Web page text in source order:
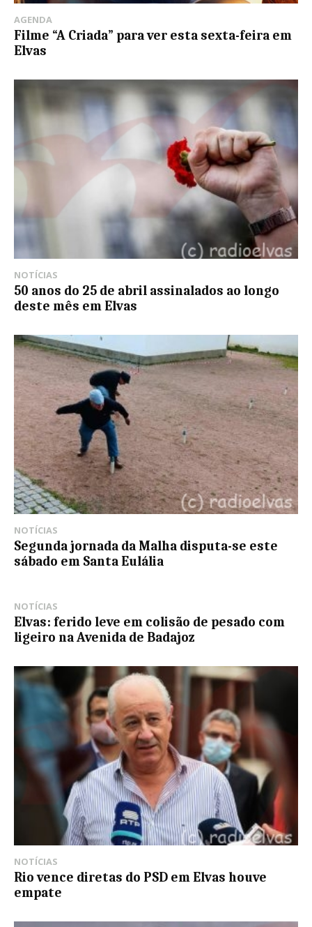
AGENDA
Filme “A Criada” para ver esta sexta-feira em
Elvas
NOTÍCIAS
50 anos do 25 de abril assinalados ao longo
deste mês em Elvas
NOTÍCIAS
Segunda jornada da Malha disputa-se este
sábado em Santa Eulália
NOTÍCIAS
Elvas: ferido leve em colisão de pesado com
ligeiro na Avenida de Badajoz
NOTÍCIAS
Rio vence diretas do PSD em Elvas houve
empate